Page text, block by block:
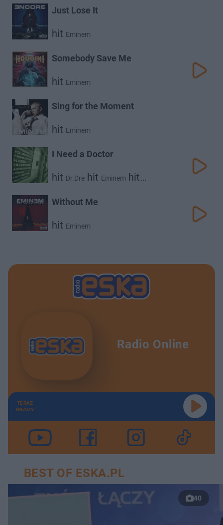
Just Lose It
hit Eminem
Somebody Save Me
hit Eminem
Sing for the Moment
hit Eminem
I Need a Doctor
hit Dr.Dre hit Eminem hit
Without Me
hit Eminem
Radio Online
TERAZ
GRAMY
BEST OF ESKA.PL
40